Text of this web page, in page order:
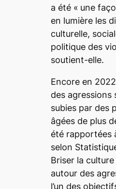
a été « une
en lumière les
culturelle,
politique des
soutient-elle.
Encore en
des agressions
subies par des
âgées de plus
été rapportées
selon
Briser la
autour des
l’un des